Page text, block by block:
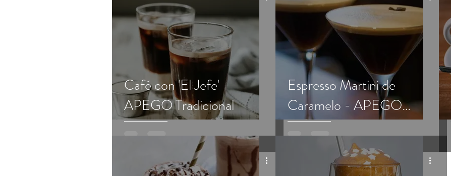
Café con 'El Jefe' -
APEGO Tradicional
Espresso Martini de
Caramelo - APEGO
Tradicional